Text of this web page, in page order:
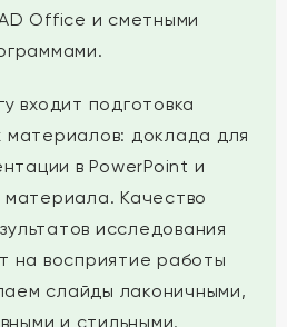
Office и сметными
входит подготовка
материалов: доклада для
в PowerPoint и
Качество
исследования
на восприятие работы
слайды лаконичными,
и стильными.